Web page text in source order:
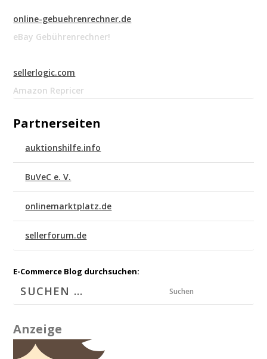
online-gebuehrenrechner.de
eBay Gebührenrechner!
sellerlogic.com
Amazon Repricer
Partnerseiten
auktionshilfe.info
BuVeC e. V.
onlinemarktplatz.de
sellerforum.de
E-Commerce Blog durchsuchen:
Suchen
Anzeige